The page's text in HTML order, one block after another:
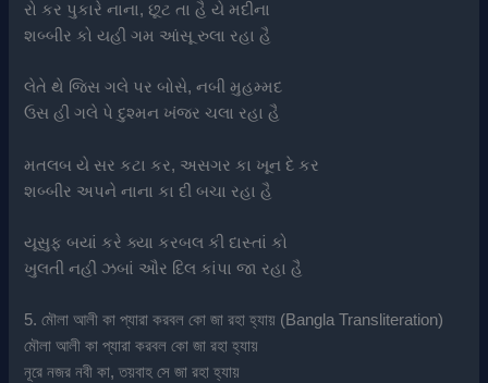
રો કર પુકારે નાના, છૂટ તા હૈ યે મદીના
શબ્બીર કો યહી ગમ આંસૂ રુલા રહા હૈ
લેતે થે જિસ ગલે પર બોસે, નબી મુહમ્મદ
ઉસ હી ગલે પે દુશ્મન ખંજર ચલા રહા હૈ
મતલબ યે સર કટા કર, અસગર કા ખૂન દે કર
શબ્બીર અપને નાના કા દીં બચા રહા હૈ
યૂસુફ બયાં કરે ક્યા કરબલ કી દાસ્તાં કો
ખુલતી નહીં ઝબાં ઔર દિલ કાંપા જા રહા હૈ
5. মৌলা আলী কা প্যারা করবল কো জা রহা হ্যায় (Bangla Transliteration)
মৌলা আলী কা প্যারা করবল কো জা রহা হ্যায়
নূরে নজর নবী কা, তয়বাহ সে জা রহা হ্যায়